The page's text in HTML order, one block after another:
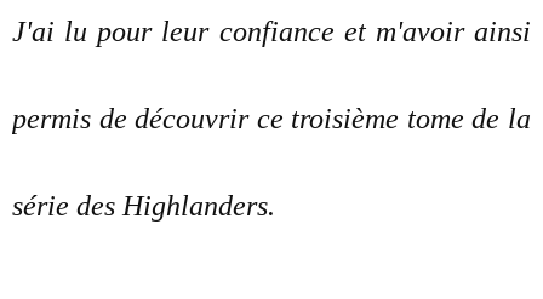
J'ai lu pour leur confiance et m'avoir ainsi
permis de découvrir ce troisième tome de la
série des Highlanders.